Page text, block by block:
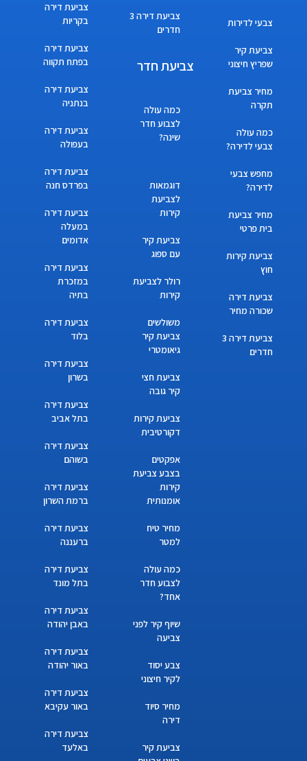
צבעי לדירות
צביעת קיר
שפריץ חיצוני
מחיר צביעת
תקרה
כמה עולה
צבעי לדירה?
מחפש צבעי
לדירה?
מחיר צביעת
בית פרטי
צביעת קירות
חוץ
צביעת דירה
שכורה מחיר
צביעת דירה 3
חדרים
צביעת דירה 3
חדרים
צביעת חדר
כמה עולה
לצבוע חדר
שינה?
דוגמאות
לצביעת
קירות
צביעת קיר
עם ספוג
רולר לצביעת
קירות
משולשים
צביעת קיר
גיאומטרי
צביעת חצי
קיר גובה
צביעת קירות
דקורטיבית
אפקטים
בצבע צביעת
קירות
אומנותית
מחיר טיח
למטר
כמה עולה
לצבוע חדר
אחד?
שיוף קיר לפני
צביעה
צבע יסוד
לקיר חיצוני
מחיר סיוד
דירה
צביעת קיר
צביעת דירה
בקריות
צביעת דירה
בפתח תקווה
צביעת דירה
בנתניה
צביעת דירה
בעפולה
צביעת דירה
בפרדס חנה
צביעת דירה
במעלה
אדומים
צביעת דירה
במזכרת
בתיה
צביעת דירה
בלוד
צביעת דירה
בשרון
צביעת דירה
בתל אביב
צביעת דירה
בשוהם
צביעת דירה
ברמת השרון
צביעת דירה
ברעננה
צביעת דירה
בתל מונד
צביעת דירה
באבן יהודה
צביעת דירה
באור יהודה
צביעת דירה
באור עקיבא
צביעת דירה
באלעד